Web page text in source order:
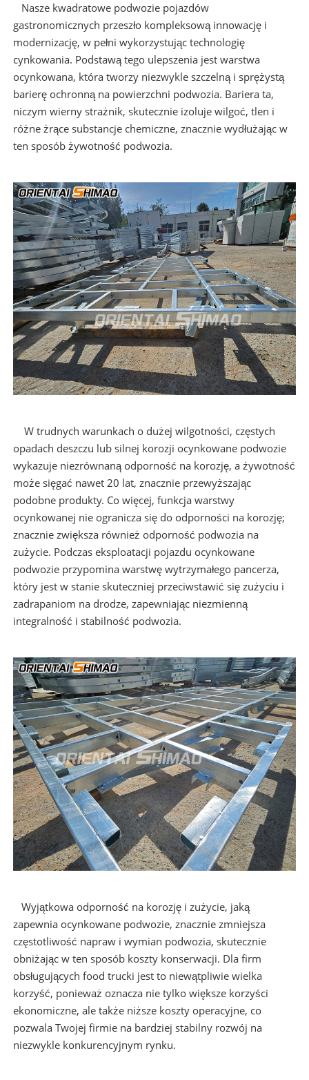
Nasze kwadratowe podwozie pojazdów
gastronomicznych przeszło kompleksową innowację i
modernizację, w pełni wykorzystując technologię
cynkowania. Podstawą tego ulepszenia jest warstwa
ocynkowana, która tworzy niezwykle szczelną i sprężystą
barierę ochronną na powierzchni podwozia. Bariera ta,
niczym wierny strażnik, skutecznie izoluje wilgoć, tlen i
różne żrące substancje chemiczne, znacznie wydłużając w
ten sposób żywotność podwozia.
W trudnych warunkach o dużej wilgotności, częstych
opadach deszczu lub silnej korozji ocynkowane podwozie
wykazuje niezrównaną odporność na korozję, a żywotność
może sięgać nawet 20 lat, znacznie przewyższając
podobne produkty. Co więcej, funkcja warstwy
ocynkowanej nie ogranicza się do odporności na korozję;
znacznie zwiększa również odporność podwozia na
zużycie. Podczas eksploatacji pojazdu ocynkowane
podwozie przypomina warstwę wytrzymałego pancerza,
który jest w stanie skuteczniej przeciwstawić się zużyciu i
zadrapaniom na drodze, zapewniając niezmienną
integralność i stabilność podwozia.
Wyjątkowa odporność na korozję i zużycie, jaką
zapewnia ocynkowane podwozie, znacznie zmniejsza
częstotliwość napraw i wymian podwozia, skutecznie
obniżając w ten sposób koszty konserwacji. Dla firm
obsługujących food trucki jest to niewątpliwie wielka
korzyść, ponieważ oznacza nie tylko większe korzyści
ekonomiczne, ale także niższe koszty operacyjne, co
pozwala Twojej firmie na bardziej stabilny rozwój na
niezwykle konkurencyjnym rynku.